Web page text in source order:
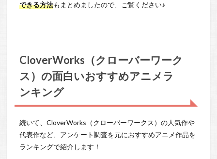
できる方法もまとめましたので、ご覧ください♪
CloverWorks（クローバーワーク
ス）の面白いおすすめアニメラ
ンキング
続いて、CloverWorks（クローバーワークス）の人気作や
代表作など、アンケート調査を元におすすめアニメ作品を
ランキングで紹介します！